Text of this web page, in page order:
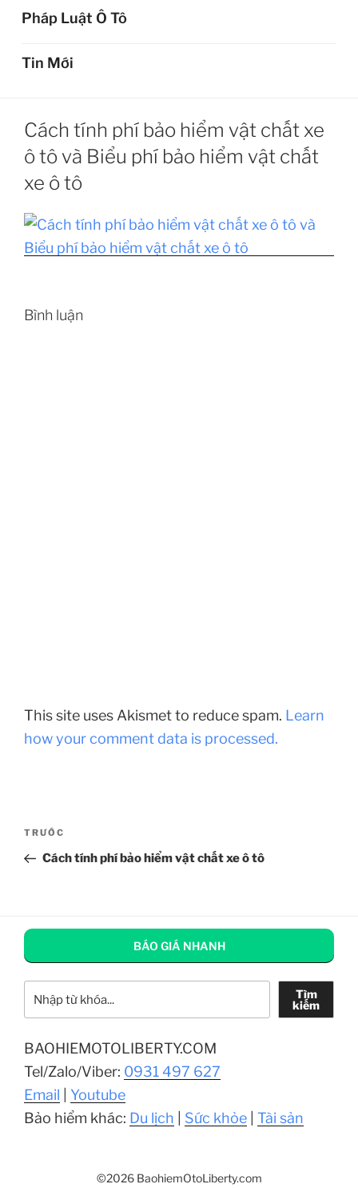
Pháp Luật Ô Tô
Tin Mới
Cách tính phí bảo hiểm vật chất xe
ô tô và Biểu phí bảo hiểm vật chất
xe ô tô
Bình luận
This site uses Akismet to reduce spam. Learn
how your comment data is processed.
Điều
bài
Bài
cũ
TRƯỚC
Cách tính phí bảo hiểm vật chất xe ô tô
BÁO GIÁ NHANH
Tìm
kiếm
BAOHIEMOTOLIBERTY.COM
Tel/Zalo/Viber: 0931 497 627
Email
Youtube
Bảo hiểm khác: Du lịch Sức khỏe Tài sản
©2026 BaohiemOtoLiberty.com